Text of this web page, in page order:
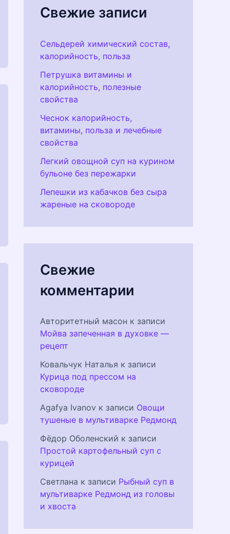
Свежие записи
Сельдерей химический состав,
калорийность, польза
Петрушка витамины и
калорийность, полезные
свойства
Чеснок калорийность,
витамины, польза и лечебные
свойства
Легкий овощной суп на курином
бульоне без пережарки
Лепешки из кабачков без сыра
жареные на сковороде
Свежие
комментарии
Авторитетный масон к записи
Мойва запеченная в духовке —
рецепт
Ковальчук Наталья к записи
Курица под прессом на
сковороде
Agafya Ivanov к записи Овощи
тушеные в мультиварке Редмонд
Фёдор Оболенский к записи
Простой картофельный суп с
курицей
Светлана к записи Рыбный суп в
мультиварке Редмонд из головы
и хвоста